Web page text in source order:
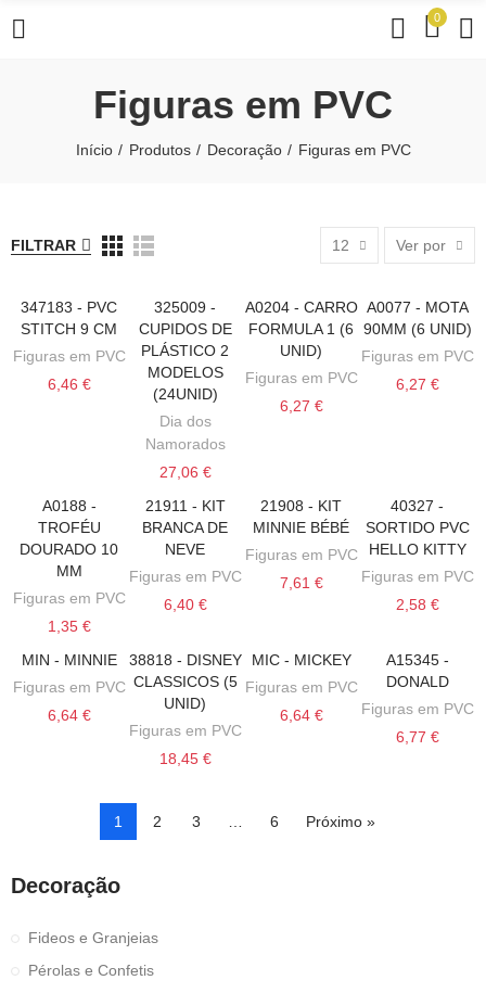
0
Figuras em PVC
Início Produtos Decoração Figuras em PVC
FILTRAR 12 Ver por
ADICIONAR AO CARRINHO
347183 - PVC
STITCH 9 CM
Figuras em PVC
6,46 €
ADICIONAR AO CARRINHO
325009 -
CUPIDOS DE
PLÁSTICO 2
MODELOS
(24UNID)
Dia dos
Namorados
27,06 €
ADICIONAR AO CARRINHO
A0204 - CARRO
FORMULA 1 (6
UNID)
Figuras em PVC
6,27 €
ADICIONAR AO
A0077 - MOTA
90MM (6 UNID)
Figuras em PVC
6,27 €
VER MAIS
A0188 -
TROFÉU
DOURADO 10
MM
Figuras em PVC
1,35 €
ADICIONAR AO CARRINHO
21911 - KIT
BRANCA DE
NEVE
Figuras em PVC
6,40 €
ADICIONAR AO CARRINHO
21908 - KIT
MINNIE BÉBÉ
Figuras em PVC
7,61 €
ADICIONAR AO
40327 -
SORTIDO PVC
HELLO KITTY
Figuras em PVC
2,58 €
ADICIONAR AO CARRINHO
MIN - MINNIE
Figuras em PVC
6,64 €
VER MAIS
38818 - DISNEY
CLASSICOS (5
UNID)
Figuras em PVC
18,45 €
ADICIONAR AO CARRINHO
MIC - MICKEY
Figuras em PVC
6,64 €
ADICIONAR AO
A15345 -
DONALD
Figuras em PVC
6,77 €
1 2 3 6 Próximo »
Decoração
Fideos e Granjeias
Pérolas e Confetis